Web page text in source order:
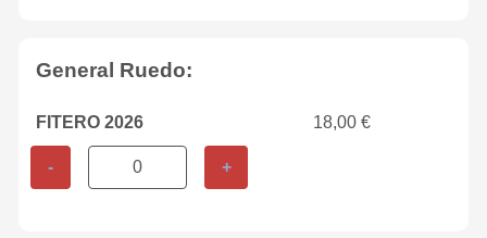
General Ruedo:
FITERO 2026 18,00 €
- +